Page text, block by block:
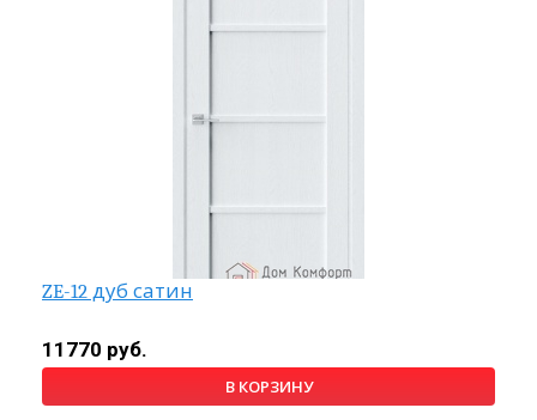
ZE-12 дуб сатин
11770 руб.
В КОРЗИНУ